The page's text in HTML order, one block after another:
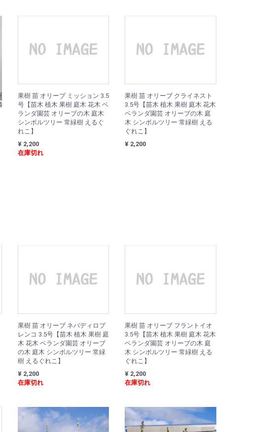
果樹 苗 オリーブ ミッション 3.5
号【苗木 植木 果樹 庭木 花木 ベ
ランダ園芸 オリーブの木 庭木
シンボルツリー 常緑樹 えるぐ
れこ】
¥ 2,200
在庫切れ
果樹 苗 オリーブ クライネスト
3.5号【苗木 植木 果樹 庭木 花木
ベランダ園芸 オリーブの木 庭
木 シンボルツリー 常緑樹 える
ぐれこ】
¥ 2,200
果樹 苗 オリーブ ネバディロブ
レンコ 3.5号【苗木 植木 果樹 庭
木 花木 ベランダ園芸 オリーブ
の木 庭木 シンボルツリー 常緑
樹 えるぐれこ】
¥ 2,200
在庫切れ
果樹 苗 オリーブ フラントイオ
3.5号【苗木 植木 果樹 庭木 花木
ベランダ園芸 オリーブの木 庭
木 シンボルツリー 常緑樹 える
ぐれこ】
¥ 2,200
在庫切れ